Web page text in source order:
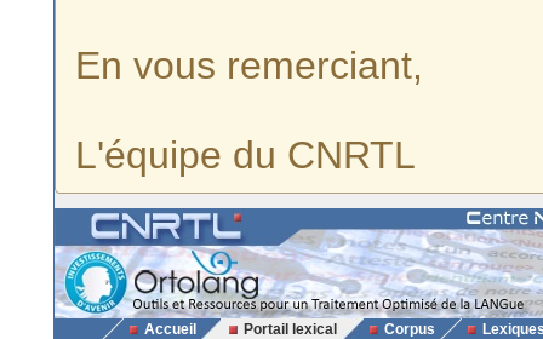
En vous remerciant,
L'équipe du CNRTL
Accueil Portail lexical Corpus